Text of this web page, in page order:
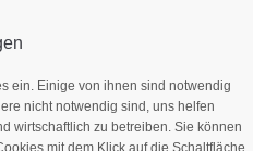
Akustik Produkte
ein. Einige von ihnen sind notwendig
nicht notwendig sind, uns helfen
wirtschaftlich zu betreiben. Sie können
mit dem Klick auf die Schaltfläche